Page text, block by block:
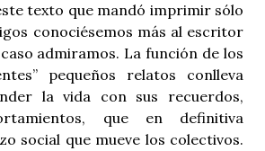
texto que mandó imprimir sólo
conociésemos más al escritor
admiramos. La función de los
pequeños relatos conlleva
la vida con sus recuerdos,
que en definitiva
social que mueve los colectivos.